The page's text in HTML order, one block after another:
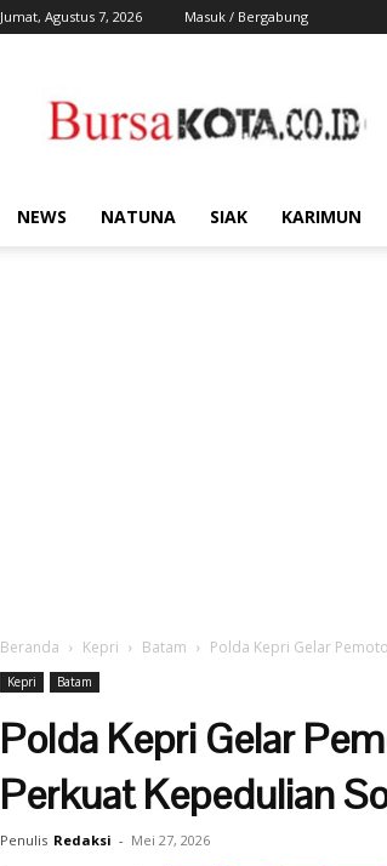
Jumat, Agustus 7, 2026 Masuk / Bergabung
Kota
NEWS NATUNA SIAK KARIMUN
Beranda Kepri Batam Polda Kepri Gelar
Kepri Batam
Polda Kepri Gelar
Perkuat Kepedulian
Penulis Redaksi - Mei 27, 2026